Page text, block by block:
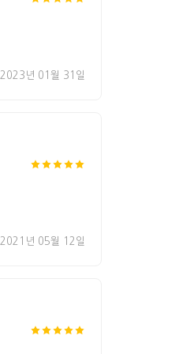
2023년 01월 31일
2021년 05월 12일